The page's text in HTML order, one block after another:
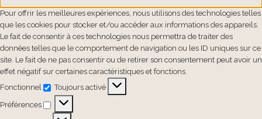
Pour offrir les meilleures expériences, nous utilisons des technologies telles
que les cookies pour stocker et/ou accéder aux informations des appareils.
Le fait de consentir à ces technologies nous permettra de traiter des
données telles que le comportement de navigation ou les ID uniques sur ce
site. Le fait de ne pas consentir ou de retirer son consentement peut avoir un
effet négatif sur certaines caractéristiques et fonctions.
Fonctionnel
Fonctionnel
Toujours activé
Préférences